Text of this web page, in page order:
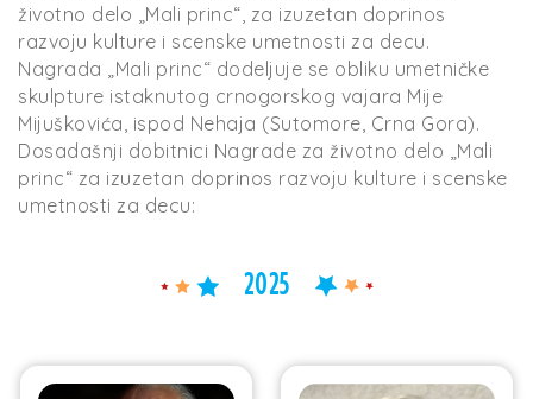
životno delo „Mali princ“, za izuzetan doprinos
razvoju kulture i scenske umetnosti za decu.
Nagrada „Mali princ“ dodeljuje se obliku umetničke
skulpture istaknutog crnogorskog vajara Mije
Mijuškovića, ispod Nehaja (Sutomore, Crna Gora).
Dosadašnji dobitnici Nagrade za životno delo „Mali
princ“ za izuzetan doprinos razvoju kulture i scenske
umetnosti za decu:
2025